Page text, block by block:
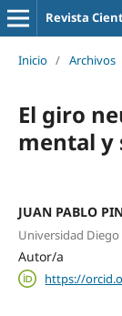
Revista
Inicio / Archivos
El giro
mental y
JUAN PABLO
Universidad
Autor/a
https://